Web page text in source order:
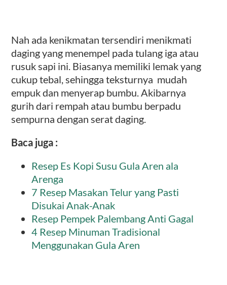
Nah ada kenikmatan tersendiri menikmati
daging yang menempel pada tulang iga atau
rusuk sapi ini. Biasanya memiliki lemak yang
cukup tebal, sehingga teksturnya mudah
empuk dan menyerap bumbu. Akibarnya
gurih dari rempah atau bumbu berpadu
sempurna dengan serat daging.
Baca juga :
Resep Es Kopi Susu Gula Aren ala
Arenga
7 Resep Masakan Telur yang Pasti
Disukai Anak-Anak
Resep Pempek Palembang Anti Gagal
4 Resep Minuman Tradisional
Menggunakan Gula Aren